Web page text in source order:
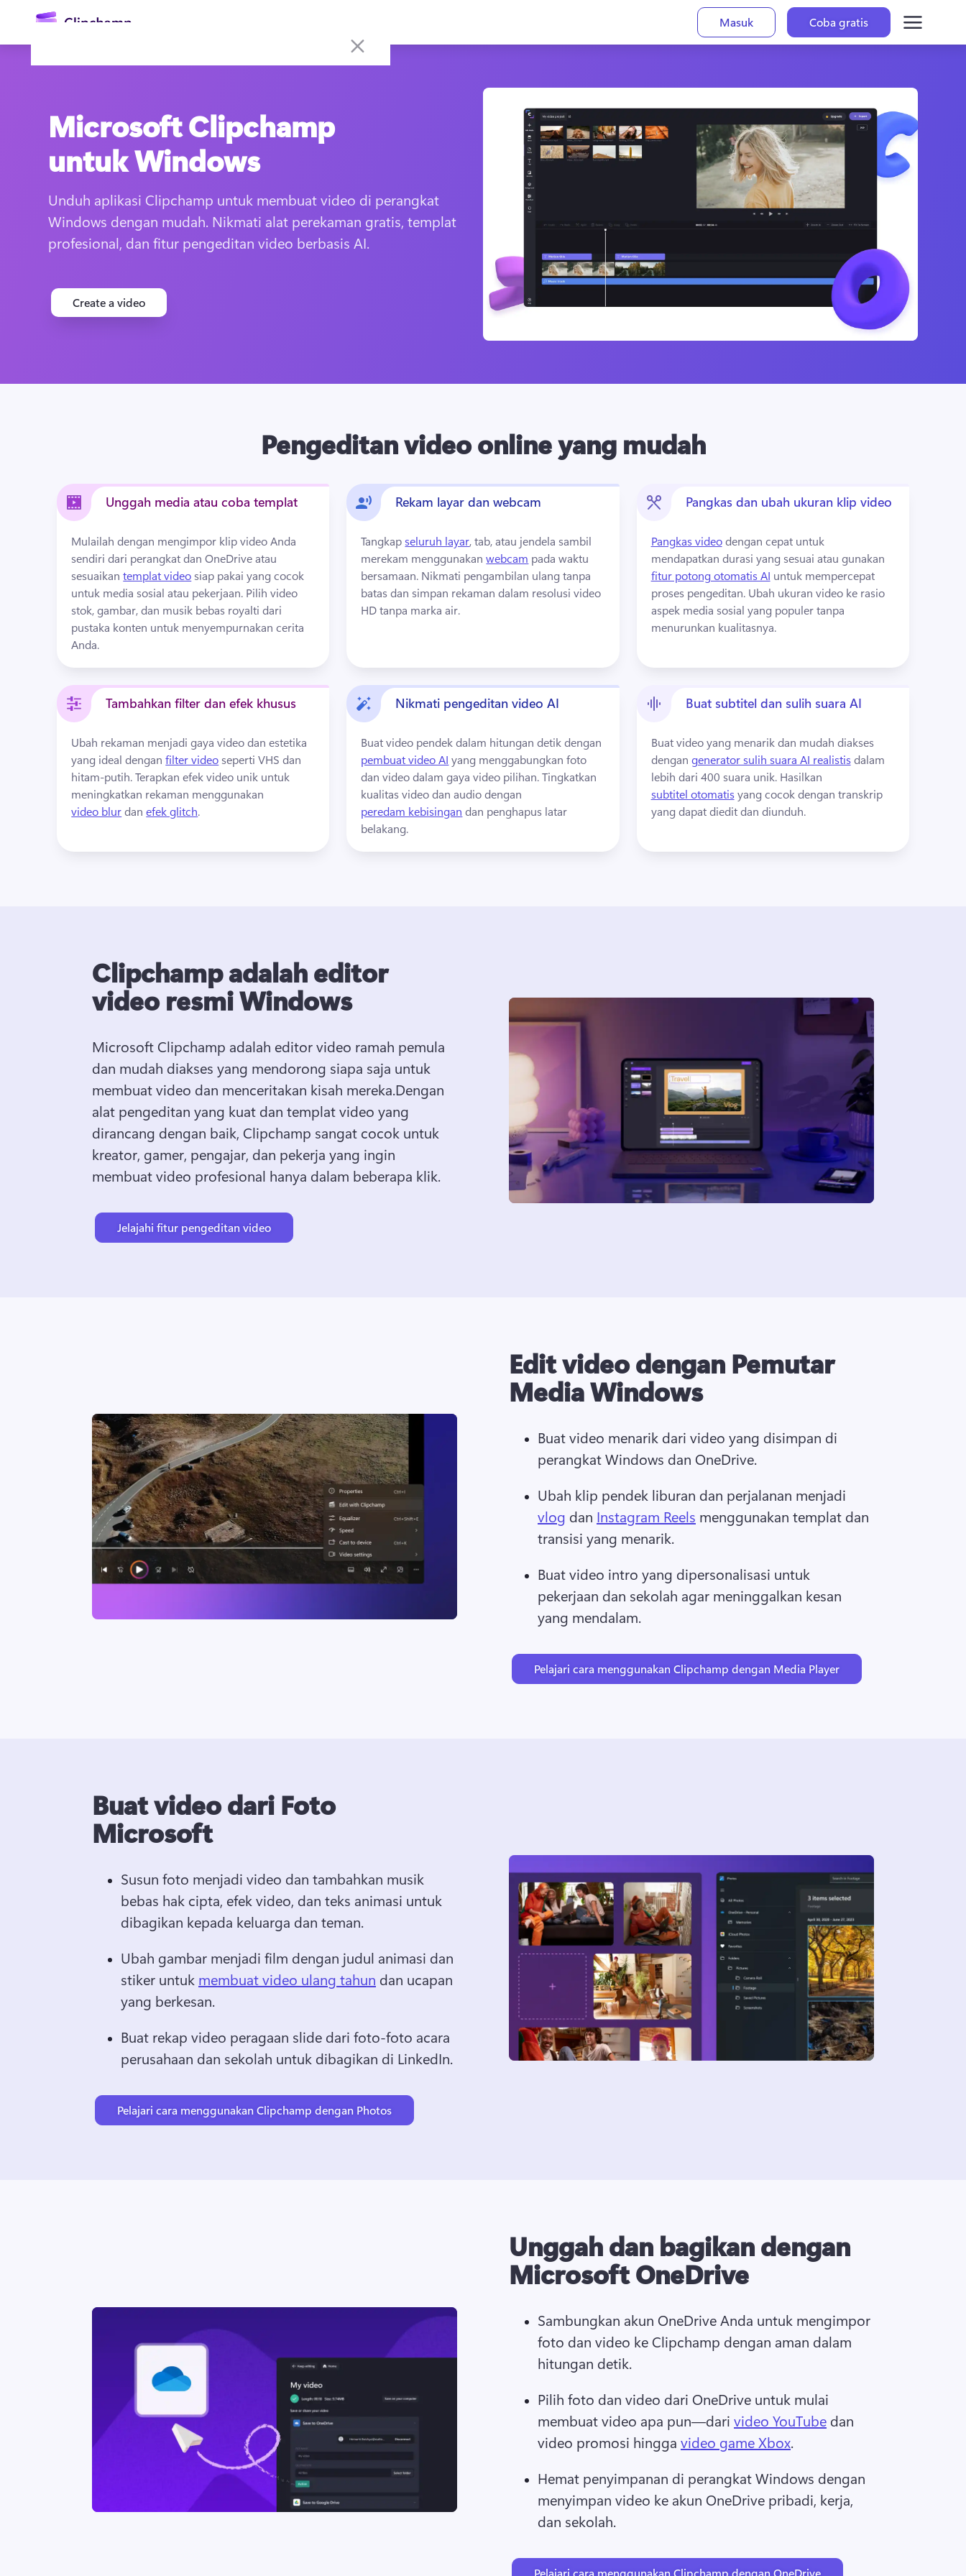
Masuk Coba gratis
Masuk
Coba gratis
Microsoft Clipchamp
untuk Windows
Unduh aplikasi Clipchamp untuk membuat video di perangkat
Windows dengan mudah. Nikmati alat perekaman gratis, templat
profesional, dan fitur pengeditan video berbasis AI.
Create a video
Pengeditan video online yang mudah
Unggah media atau coba templat
Mulailah dengan mengimpor klip video Anda
sendiri dari perangkat dan OneDrive atau
sesuaikan templat video siap pakai yang cocok
untuk media sosial atau pekerjaan. Pilih video
stok, gambar, dan musik bebas royalti dari
pustaka konten untuk menyempurnakan cerita
Anda.
Rekam layar dan webcam
Tangkap seluruh layar, tab, atau jendela sambil
merekam menggunakan webcam pada waktu
bersamaan. Nikmati pengambilan ulang tanpa
batas dan simpan rekaman dalam resolusi video
HD tanpa marka air.
Pangkas dan ubah ukuran klip video
Pangkas video dengan cepat untuk
mendapatkan durasi yang sesuai atau gunakan
fitur potong otomatis AI untuk mempercepat
proses pengeditan. Ubah ukuran video ke rasio
aspek media sosial yang populer tanpa
menurunkan kualitasnya.
Tambahkan filter dan efek khusus
Ubah rekaman menjadi gaya video dan estetika
yang ideal dengan filter video seperti VHS dan
hitam-putih. Terapkan efek video unik untuk
meningkatkan rekaman menggunakan
video blur dan efek glitch.
Nikmati pengeditan video AI
Buat video pendek dalam hitungan detik dengan
pembuat video AI yang menggabungkan foto
dan video dalam gaya video pilihan. Tingkatkan
kualitas video dan audio dengan
peredam kebisingan dan penghapus latar
belakang.
Buat subtitel dan sulih suara AI
Buat video yang menarik dan mudah diakses
dengan generator sulih suara AI realistis dalam
lebih dari 400 suara unik. Hasilkan
subtitel otomatis yang cocok dengan transkrip
yang dapat diedit dan diunduh.
Clipchamp adalah editor
video resmi Windows
Microsoft Clipchamp adalah editor video ramah pemula
dan mudah diakses yang mendorong siapa saja untuk
membuat video dan menceritakan kisah mereka.Dengan
alat pengeditan yang kuat dan templat video yang
dirancang dengan baik, Clipchamp sangat cocok untuk
kreator, gamer, pengajar, dan pekerja yang ingin
membuat video profesional hanya dalam beberapa klik.
Jelajahi fitur pengeditan video
Edit video dengan Pemutar
Media Windows
Buat video menarik dari video yang disimpan di
perangkat Windows dan OneDrive.
Ubah klip pendek liburan dan perjalanan menjadi
vlog dan Instagram Reels menggunakan templat dan
transisi yang menarik.
Buat video intro yang dipersonalisasi untuk
pekerjaan dan sekolah agar meninggalkan kesan
yang mendalam.
Pelajari cara menggunakan Clipchamp dengan Media Player
Buat video dari Foto
Microsoft
Susun foto menjadi video dan tambahkan musik
bebas hak cipta, efek video, dan teks animasi untuk
dibagikan kepada keluarga dan teman.
Ubah gambar menjadi film dengan judul animasi dan
stiker untuk membuat video ulang tahun dan ucapan
yang berkesan.
Buat rekap video peragaan slide dari foto-foto acara
perusahaan dan sekolah untuk dibagikan di LinkedIn.
Pelajari cara menggunakan Clipchamp dengan Photos
Unggah dan bagikan dengan
Microsoft OneDrive
Sambungkan akun OneDrive Anda untuk mengimpor
foto dan video ke Clipchamp dengan aman dalam
hitungan detik.
Pilih foto dan video dari OneDrive untuk mulai
membuat video apa pun—dari video YouTube dan
video promosi hingga video game Xbox.
Hemat penyimpanan di perangkat Windows dengan
menyimpan video ke akun OneDrive pribadi, kerja,
dan sekolah.
Pelajari cara menggunakan Clipchamp dengan OneDrive